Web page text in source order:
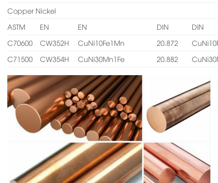
Copper Nickel
ASTM
EN EN DIN
DIN
C70600
CW352H CuNi10Fe1Mn 20.872
C71500
CW354H CuNi30Mn1Fe 20.882